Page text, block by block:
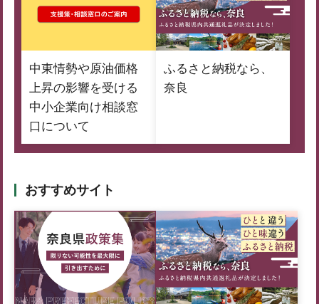
中東情勢や原油価格
上昇の影響を受ける
中小企業向け相談窓
口について
ふるさと納税なら、
奈良
おすすめサイト